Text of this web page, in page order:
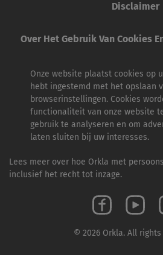
Disclaimer
Over Het Gebruik Van Cookies
Onze website plaatst cookies op
hebt ingestemd met het opslaan
browserinstellingen. Cookies
functionaliteit van onze website
gebruik te analyseren en om
laten sluiten bij uw interesses.
Lees meer over hoe Orkla met
inclusief het recht tot inzage.
© 2026 Orkla. All rights